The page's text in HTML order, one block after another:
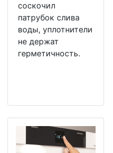
соскочил
патрубок слива
воды, уплотнители
не держат
герметичность.